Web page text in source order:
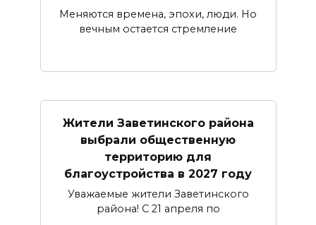
Меняются времена, эпохи, люди. Но
вечным остается стремление
Жители Заветинского района
выбрали общественную
территорию для
благоустройства в 2027 году
Уважаемые жители Заветинского
района! С 21 апреля по